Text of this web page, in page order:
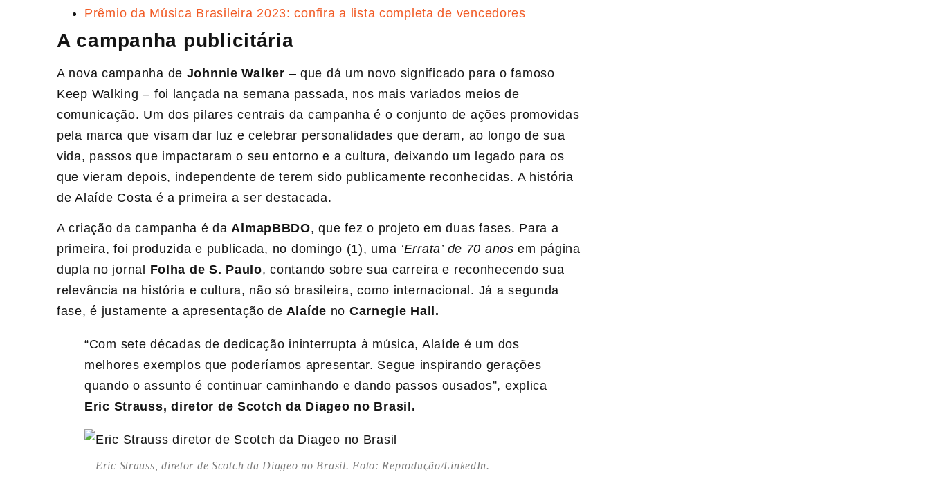
Prêmio da Música Brasileira 2023: confira a lista completa de vencedores
A campanha publicitária
A nova campanha de Johnnie Walker – que dá um novo significado para o famoso
Keep Walking – foi lançada na semana passada, nos mais variados meios de
comunicação. Um dos pilares centrais da campanha é o conjunto de ações promovidas
pela marca que visam dar luz e celebrar personalidades que deram, ao longo de sua
vida, passos que impactaram o seu entorno e a cultura, deixando um legado para os
que vieram depois, independente de terem sido publicamente reconhecidas. A história
de Alaíde Costa é a primeira a ser destacada.
A criação da campanha é daAlmapBBDO, que fez o projeto em duas fases. Para a
primeira, foi produzida e publicada, no domingo (1), uma ‘Errata’ de 70 anos em página
dupla no jornal Folha de S. Paulo, contando sobre sua carreira e reconhecendo sua
relevância na história e cultura, não só brasileira, como internacional. Já a segunda
fase, é justamente a apresentação de Alaíde no Carnegie Hall.
“Com sete décadas de dedicação ininterrupta à música, Alaíde é um dos
melhores exemplos que poderíamos apresentar. Segue inspirando gerações
quando o assunto é continuar caminhando e dando passos ousados”, explica
Eric Strauss, diretor de Scotch da Diageo no Brasil.
Eric Strauss, diretor de Scotch da Diageo no Brasil. Foto: Reprodução/LinkedIn.